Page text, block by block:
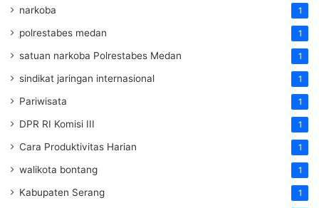
narkoba 1
polrestabes medan 1
satuan narkoba Polrestabes Medan 1
sindikat jaringan internasional 1
Pariwisata 1
DPR RI Komisi III 1
Cara Produktivitas Harian 1
walikota bontang 1
Kabupaten Serang 1